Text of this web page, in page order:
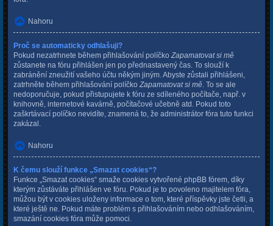
Nahoru
Proč se automaticky odhlašuji?
Pokud nezatrhnete během přihlašování políčko Zapamatovat si mě
zůstanete na fóru přihlášen jen po přednastavený čas. To slouží k
zabránění zneužití vašeho účtu někým jiným. Abyste zůstali přihlášeni,
zatrhněte během přihlašování políčko Zapamatovat si mě . To se ale
nedoporučuje, pokud přistupujete k fóru ze sdíleného počítače, např. v
knihovně, internetové kavárně, počítačové učebně atd. Pokud toto
zaškrtávací políčko nevidíte, znamená to, že administrátor fóra tuto funkci
zakázal.
Nahoru
K čemu slouží funkce „Smazat cookies“?
Funkce „Smazat cookies“ smaže cookies vytvořené phpBB fórem, díky
kterým zůstáváte přihlášen ve fóru. Pokud je to povoleno majitelem fóra,
můžou být v cookies uloženy informace o tom, které příspěvky jste četli, a
které ještě ne. Pokud máte problém s přihlašováním nebo odhlašováním,
smazání cookies fóra může pomoci.